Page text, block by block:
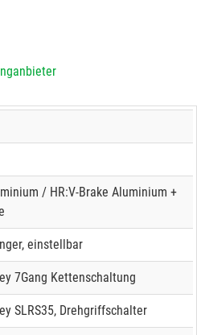
/ HR:V-Brake Aluminium +
einstellbar
7Gang Kettenschaltung
SLRS35, Drehgriffschalter